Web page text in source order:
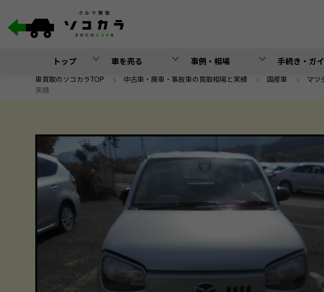
トップ 車を売る 事例・相場 手続き・ガ
車買取のソコカラTOP > 中古車・廃車・事故車の買取相場と実績 > 国産車 > マツ
実績